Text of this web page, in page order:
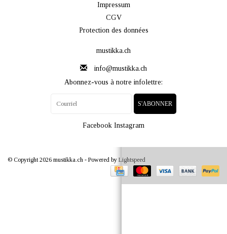
Impressum
CGV
Protection des données
mustikka.ch
info@mustikka.ch
Abonnez-vous à notre infolettre:
S'ABONNER
Facebook Instagram
© Copyright 2026 mustikka.ch - Powered by Lightspeed